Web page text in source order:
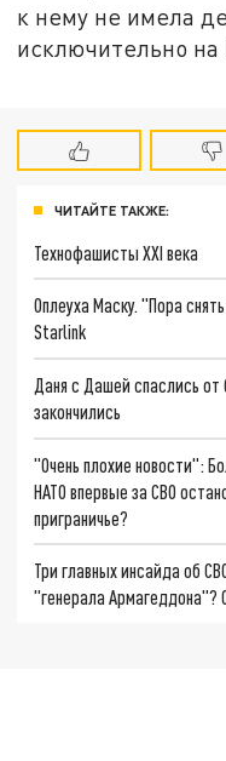
к нему не имела
исключительно
ЧИТАЙТЕ ТАКЖЕ:
Технофашисты XXI века
Оплеуха Маску. "Пора
Starlink
Даня с Дашей спаслись
закончились
"Очень плохие новости":
НАТО впервые за СВО
приграничье?
Три главных инсайда об
"генерала Армагеддона"?